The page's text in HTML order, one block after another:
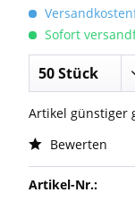
Sofort
Artikel günstiger
Bewerten
Artikel-Nr.: